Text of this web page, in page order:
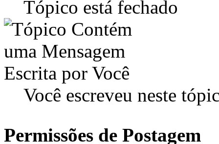
Tópico está fechado
Você escreveu neste
Permissões de Postagem